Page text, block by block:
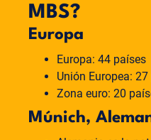
MBS?
Europa
Europa: 44 países
Unión Europea:
Zona euro: 20
Múnich,